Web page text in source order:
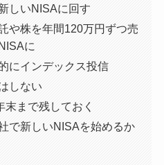
しいNISAに回す
や株を年間120万円ずつ売
に
にインデックス投信
しない
末まで残しておく
で新しいNISAを始めるか